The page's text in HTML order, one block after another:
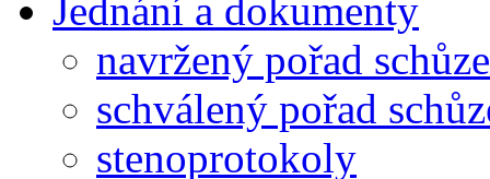
Jednání a dokumenty
navržený pořad schůze
schválený pořad
stenoprotokoly